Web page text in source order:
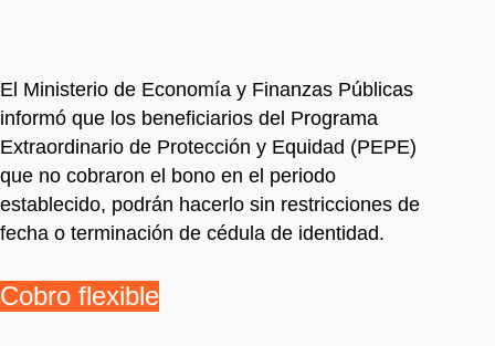
El Ministerio de Economía y Finanzas Públicas
informó que los beneficiarios del Programa
Extraordinario de Protección y Equidad (PEPE)
que no cobraron el bono en el periodo
establecido, podrán hacerlo sin restricciones de
fecha o terminación de cédula de identidad.
Cobro flexible